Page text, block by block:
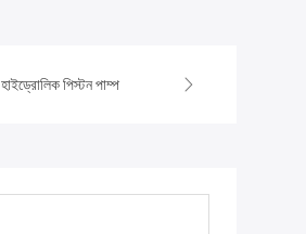
হাইড্রোলিক পিস্টন পাম্প খননকারী হাইড্রোলিক পাম্প